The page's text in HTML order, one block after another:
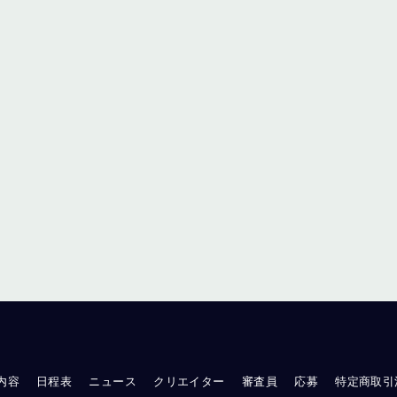
容 日程表 ニュース クリエイター 審査員 応募 特定商取